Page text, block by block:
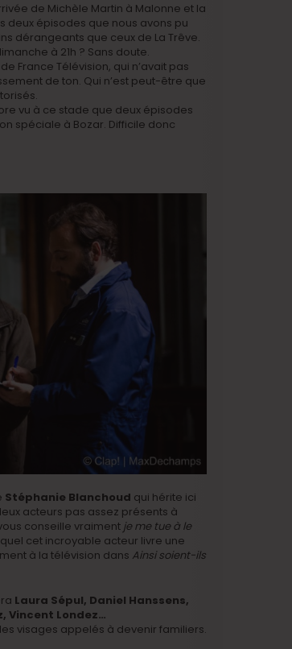
de Michèle Martin à Malonne et la
deux épisodes que nous avons pu
dérangeants que ceux de La Trêve.
à 21h ? Sans doute.
France Télévision, qui n’avait pas
de ton. Qui n’est peut-être que
vu à ce stade que deux épisodes
spéciale à Bozar. Difficile donc
Stéphanie Blanchoud qui hérite ici
acteurs pas assez présents à
conseille vraiment je me tue à le
cet incroyable acteur livre une
à la télévision dans Ainsi soient-ils
Laura Sépul, Daniel Hanssens,
Vincent Londez…
visages appelés à devenir familiers.